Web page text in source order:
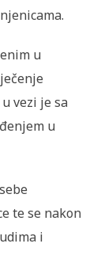
u
vezi je sa
u
te se nakon
i